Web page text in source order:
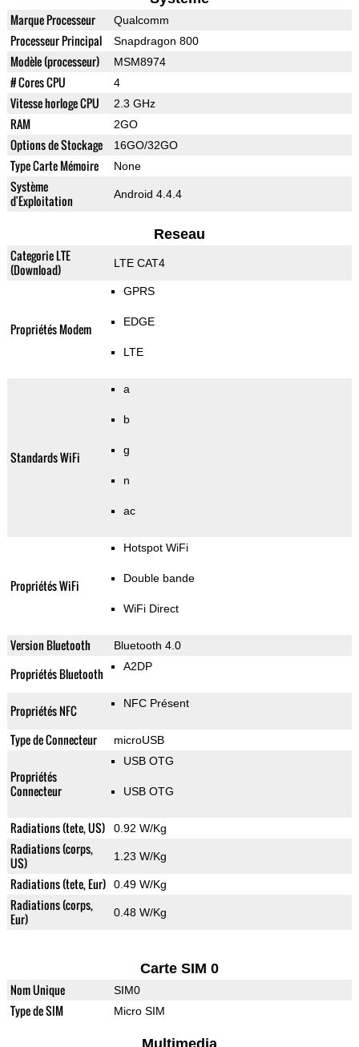
Marque Processeur Qualcomm
Processeur Principal Snapdragon 800
Modèle (processeur) MSM8974
# Cores CPU 4
Vitesse horloge CPU 2.3 GHz
RAM 2GO
Options de Stockage 16GO/32GO
Type Carte Mémoire None
Système
d'Exploitation
Android 4.4.4
Reseau
Categorie LTE
(Download)
LTE CAT4
Propriétés Modem
GPRS
EDGE
LTE
Standards WiFi
a
b
g
n
ac
Propriétés WiFi
Hotspot WiFi
Double bande
WiFi Direct
Version Bluetooth Bluetooth 4.0
Propriétés Bluetooth A2DP
Propriétés NFC NFC Présent
Type de Connecteur microUSB
Propriétés
Connecteur
USB OTG
USB OTG
Radiations (tete, US) 0.92 W/Kg
Radiations (corps,
US)
1.23 W/Kg
Radiations (tete, Eur) 0.49 W/Kg
Radiations (corps,
Eur)
0.48 W/Kg
Carte SIM 0
Nom Unique SIM0
Type de SIM Micro SIM